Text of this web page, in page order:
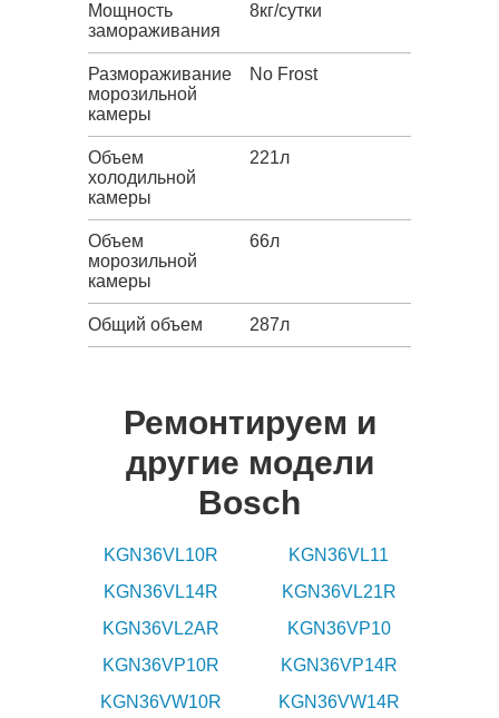
Мощность
замораживания
8кг/сутки
Размораживание
морозильной
камеры
No Frost
Объем
холодильной
камеры
221л
Объем
морозильной
камеры
66л
Общий объем 287л
Ремонтируем и
другие модели
Bosch
KGN36VL10R
KGN36VL11
KGN36VL14R
KGN36VL21R
KGN36VL2AR
KGN36VP10
KGN36VP10R
KGN36VP14R
KGN36VW10R
KGN36VW14R